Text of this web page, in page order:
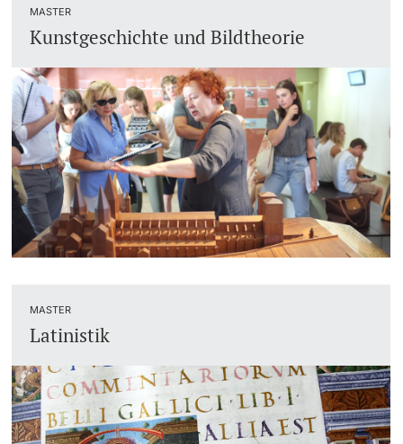
MASTER
Kunstgeschichte und Bildtheorie
MASTER
Latinistik